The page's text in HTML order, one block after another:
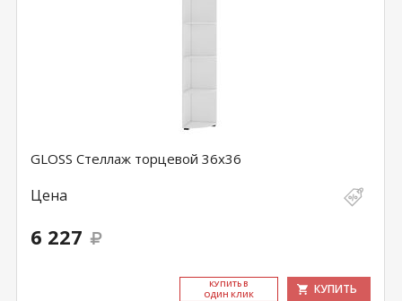
GLOSS Стеллаж торцевой 36х36
Цена
6 227
КУ­ПИТЬ В
ОДИН КЛИК
КУПИТЬ